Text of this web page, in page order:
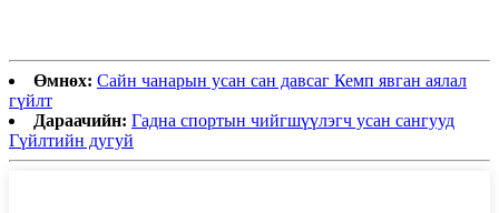
Өмнөх: Сайн чанарын усан сан давсаг Кемп явган аялал
гүйлт
Дараачийн: Гадна спортын чийгшүүлэгч усан сангууд
Гүйлтийн дугуй